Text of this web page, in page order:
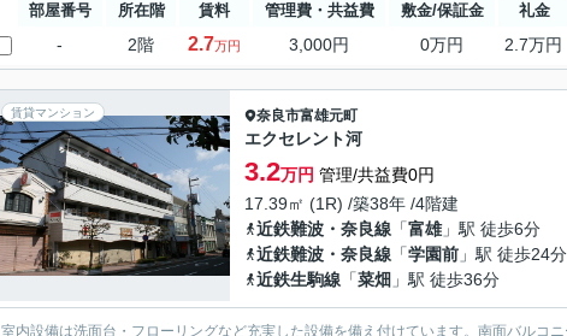
部屋番号 所在階 賃料 管理費・共益費 敷金/保証金 礼金
- 2階 2.7万円 3,000円 0万円 2.7万円
賃貸マンション 奈良市富雄元町
エクセレント河
3.2万円 管理/共益費0円
17.39㎡ (1R) /築38年 /4階建
近鉄難波・奈良線 「富雄」駅 徒歩6分
近鉄難波・奈良線 「学園前 」駅 徒歩24分
近鉄生駒線 「菜畑 」駅 徒歩36分
室内設備は洗面台・フローリングなど充実した設備を備え付けています。南面バルコ